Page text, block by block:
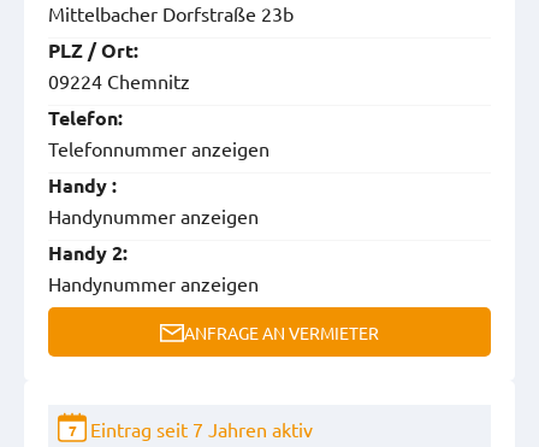
Mittelbacher Dorfstraße 23b
PLZ / Ort:
09224 Chemnitz
Telefon:
Telefonnummer anzeigen
Handy :
Handynummer anzeigen
Handy 2:
Handynummer anzeigen
ANFRAGE AN VERMIETER
7 Eintrag seit 7 Jahren aktiv